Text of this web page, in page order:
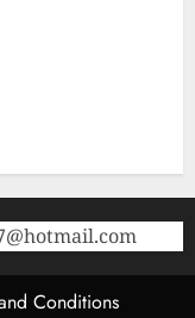
Conditions